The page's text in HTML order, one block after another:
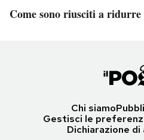
Come sono riusciti a
Chi siamo
Gestisci le
Dichiarazione